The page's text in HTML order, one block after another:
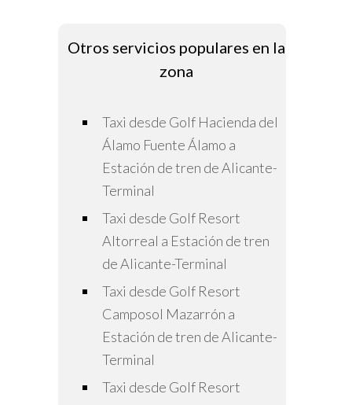
Otros servicios populares en la
zona
Taxi desde Golf Hacienda del
Álamo Fuente Álamo a
Estación de tren de Alicante-
Terminal
Taxi desde Golf Resort
Altorreal a Estación de tren
de Alicante-Terminal
Taxi desde Golf Resort
Camposol Mazarrón a
Estación de tren de Alicante-
Terminal
Taxi desde Golf Resort